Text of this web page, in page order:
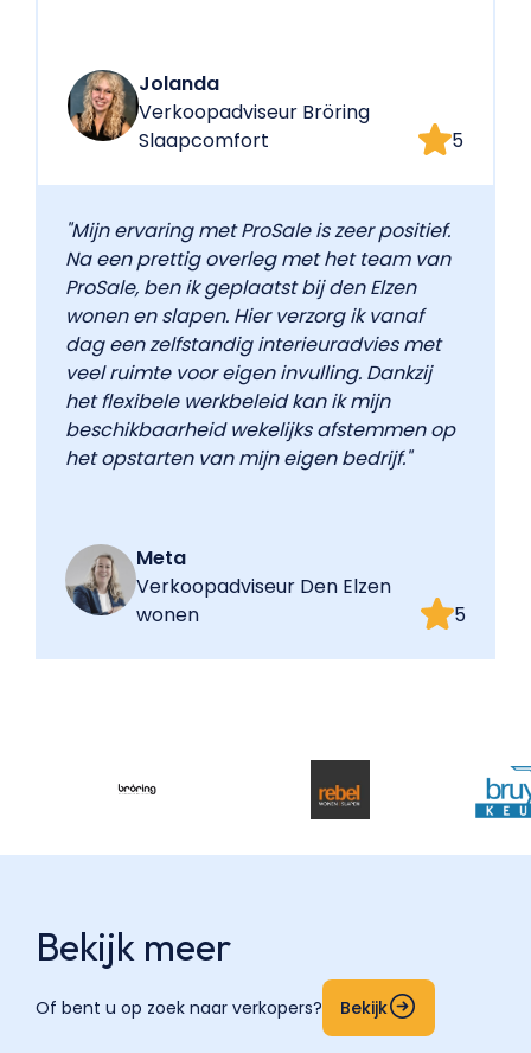
Jolanda
Verkoopadviseur Bröring
Slaapcomfort
5
"Mijn ervaring met ProSale is zeer positief.
Na een prettig overleg met het team van
ProSale, ben ik geplaatst bij den Elzen
wonen en slapen. Hier verzorg ik vanaf
dag een zelfstandig interieuradvies met
veel ruimte voor eigen invulling. Dankzij
het flexibele werkbeleid kan ik mijn
beschikbaarheid wekelijks afstemmen op
het opstarten van mijn eigen bedrijf."
Meta
Verkoopadviseur Den Elzen
wonen
5
Bekijk meer
Of bent u op zoek naar verkopers? Bekijk